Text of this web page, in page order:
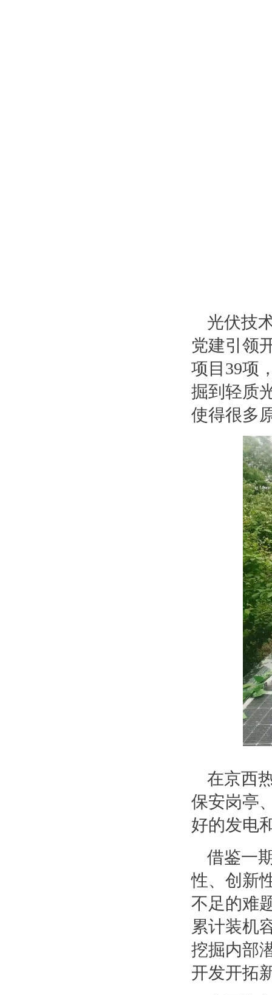
光伏技
党建引领
项目39项
掘到轻质
使得很多
在京西
保安岗亭
好的发电
借鉴一
性、创新
不足的难
累计装机
挖掘内部
开发开拓